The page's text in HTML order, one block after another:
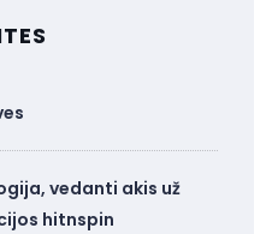
vedanti akis už
hitnspin